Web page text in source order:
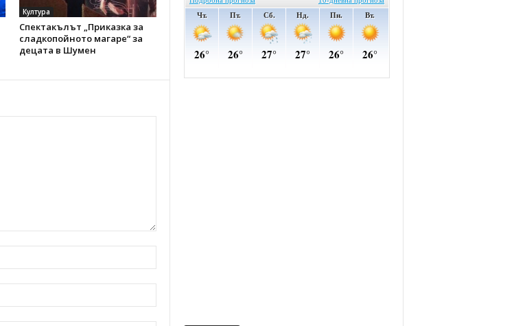
Култура
Спектакълът „Приказка за
сладкопойното магаре“ за
децата в Шумен